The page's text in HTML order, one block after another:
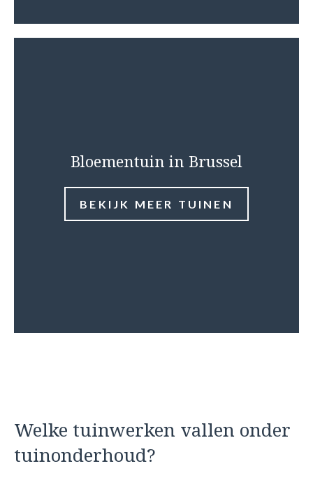
Bloementuin in Brussel
BEKIJK MEER TUINEN
Welke tuinwerken vallen onder
tuinonderhoud?